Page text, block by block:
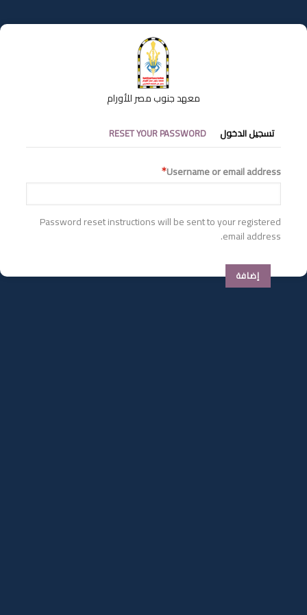
إلى
المحتوى
معهد جنوب مصر للأورام
التبويبات
الأساسية
تسجيل الدخول RESET YOUR PASSWORD
Username or email address
Password reset instructions will be sent to your registered
email address.